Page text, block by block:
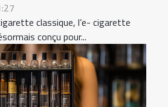
classique, l’e- cigarette
conçu pour...